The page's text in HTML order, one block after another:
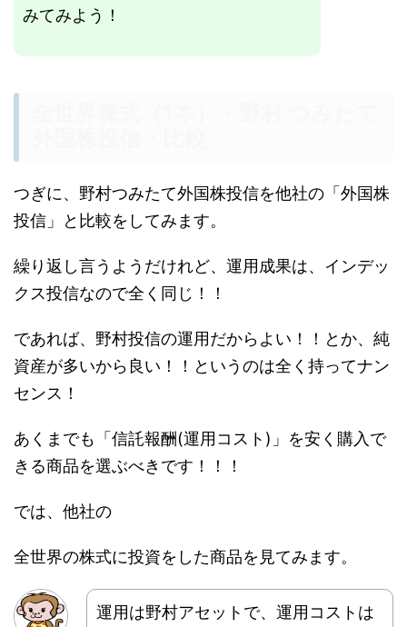
みてみよう！
つぎに、野村つみたて外国株投信を他社の「外国株
投信」と比較をしてみます。
繰り返し言うようだけれど、運用成果は、インデッ
クス投信なので全く同じ！！
であれば、野村投信の運用だからよい！！とか、純
資産が多いから良い！！というのは全く持ってナン
センス！
あくまでも「信託報酬(運用コスト)」を安く購入で
きる商品を選ぶべきです！！！
では、他社の
全世界の株式に投資をした商品を見てみます。
運用は野村アセットで、運用コストは